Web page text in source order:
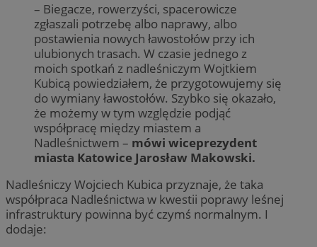
– Biegacze, rowerzyści, spacerowicze
zgłaszali potrzebę albo naprawy, albo
postawienia nowych ławostołów przy ich
ulubionych trasach. W czasie jednego z
moich spotkań z nadleśniczym Wojtkiem
Kubicą powiedziałem, że przygotowujemy się
do wymiany ławostołów. Szybko się okazało,
że możemy w tym względzie podjąć
współpracę między miastem a
Nadleśnictwem – mówi wiceprezydent
miasta Katowice Jarosław Makowski.
Nadleśniczy Wojciech Kubica przyznaje, że taka
współpraca Nadleśnictwa w kwestii poprawy leśnej
infrastruktury powinna być czymś normalnym. I
dodaje: